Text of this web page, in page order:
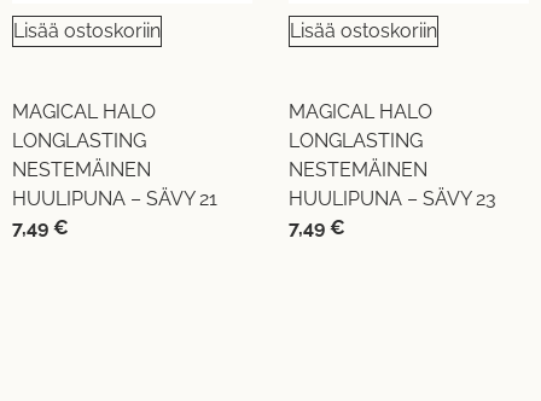
Lisää ostoskoriin
MAGICAL HALO
LONGLASTING
NESTEMÄINEN
HUULIPUNA – SÄVY 21
7,49 €
Lisää ostoskoriin
MAGICAL HALO
LONGLASTING
NESTEMÄINEN
HUULIPUNA – SÄVY 23
7,49 €